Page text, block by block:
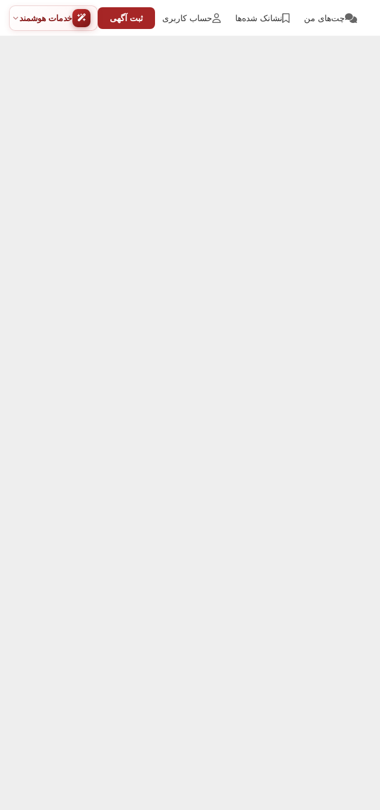
خدمات هوشمند ثبت آگهی حساب کاربری نشانک شده‌ها چت‌های من